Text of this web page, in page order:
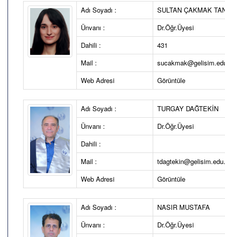
Adı Soyadı :
SULTAN ÇAKMAK
Ünvanı :
Dr.Öğr.Üyesi
Dahili :
431
Mail :
Web Adresi
Görüntüle
Adı Soyadı :
TURGAY DAĞTEKİN
Ünvanı :
Dr.Öğr.Üyesi
Dahili :
Mail :
Web Adresi
Görüntüle
Adı Soyadı :
NASIR MUSTAFA
Ünvanı :
Dr.Öğr.Üyesi